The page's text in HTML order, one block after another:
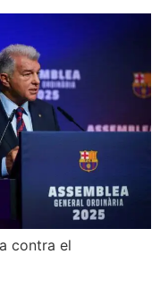
contra el